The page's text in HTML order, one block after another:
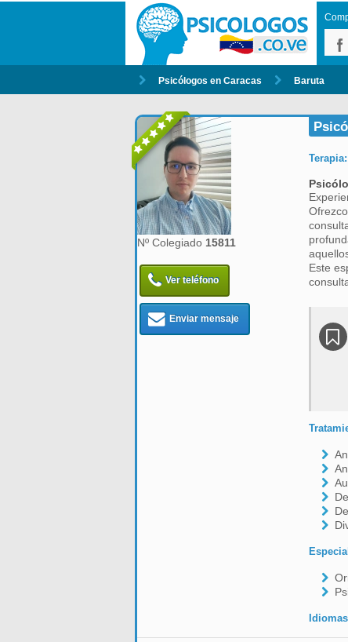
Psicólogos en Caracas Baruta
Nº Colegiado 15811
Ver teléfono
Enviar mensaje
Terapia:
Este